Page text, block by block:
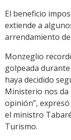
El beneficio
extiende a
arrendamiento
Monzeglio
golpeada
haya decidido
Ministerio nos
opinión”,
el ministro
Turismo.